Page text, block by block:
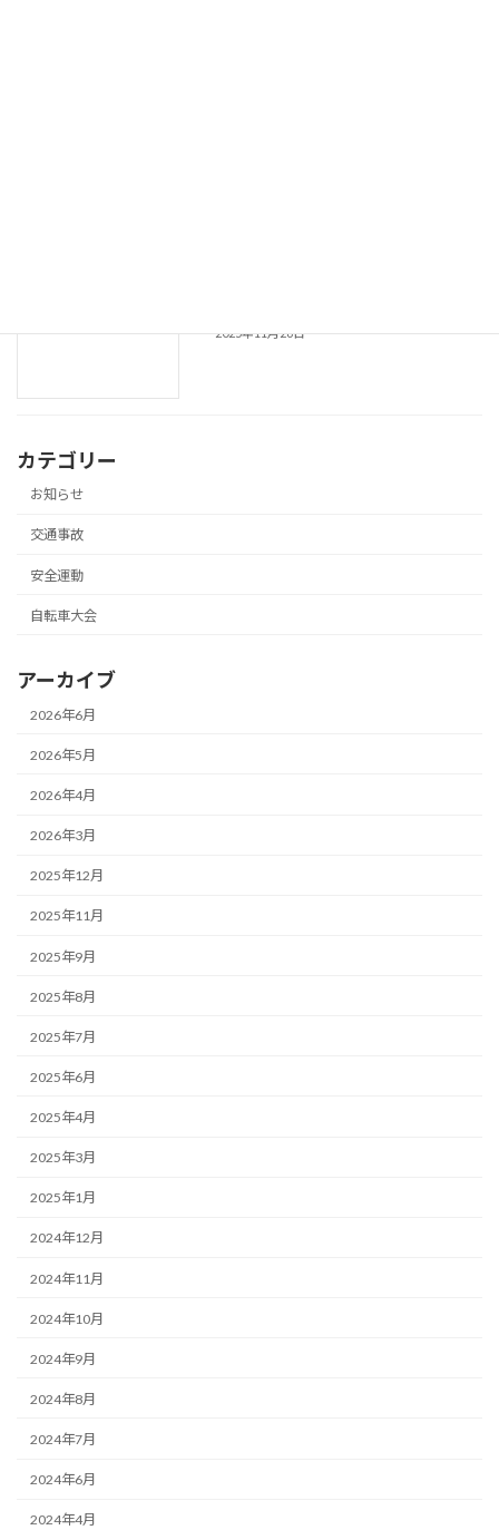
2025年11月26日
カテゴリー
お知らせ
交通事故
安全運動
自転車大会
アーカイブ
2026年6月
2026年5月
2026年4月
2026年3月
2025年12月
2025年11月
2025年9月
2025年8月
2025年7月
2025年6月
2025年4月
2025年3月
2025年1月
2024年12月
2024年11月
2024年10月
2024年9月
2024年8月
2024年7月
2024年6月
2024年4月